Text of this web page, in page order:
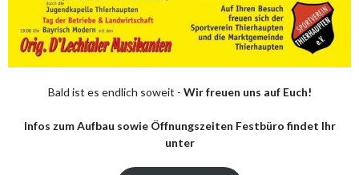
Bald ist es endlich soweit - Wir freuen uns auf Euch!
Infos zum Aufbau sowie Öffnungszeiten Festbüro findet Ihr
unter